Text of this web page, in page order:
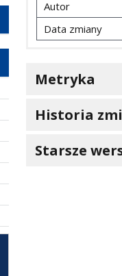
Autor
Data zmiany
Metryka
Historia
Starsze